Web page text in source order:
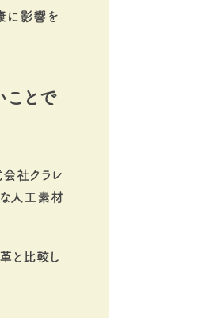
に影響を
とで
会社クラレ
人工素材
と比較し